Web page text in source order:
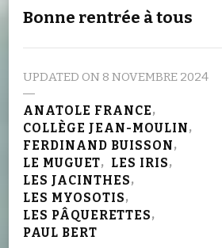
Bonne rentrée à tous
UPDATED ON 8 NOVEMBRE 2024
ANATOLE FRANCE
COLLÈGE JEAN-MOULIN
FERDINAND BUISSON
LE MUGUET
LES IRIS
LES JACINTHES
LES MYOSOTIS
LES PÂQUERETTES
PAUL BERT